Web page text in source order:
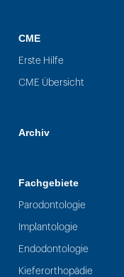
CME
Erste Hilfe
CME Übersicht
Archiv
Fachgebiete
Parodontologie
Implantologie
Endodontologie
Kieferorthopädie